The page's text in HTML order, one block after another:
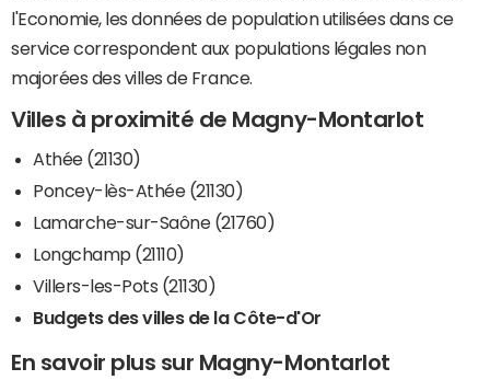
l'Economie, les données de population utilisées dans ce
service correspondent aux populations légales non
majorées des villes de France.
Villes à proximité de Magny-Montarlot
Athée (21130)
Poncey-lès-Athée (21130)
Lamarche-sur-Saône (21760)
Longchamp (21110)
Villers-les-Pots (21130)
Budgets des villes de la Côte-d'Or
En savoir plus sur Magny-Montarlot